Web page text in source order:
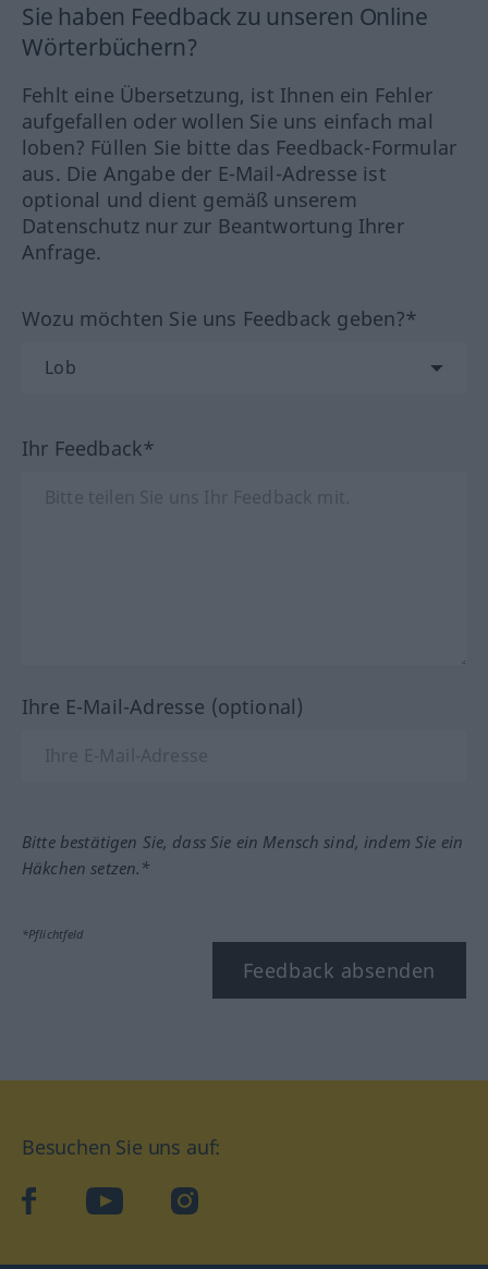
Sie haben Feedback zu unseren Online
Wörterbüchern?
Fehlt eine Übersetzung, ist Ihnen ein Fehler
aufgefallen oder wollen Sie uns einfach mal
loben? Füllen Sie bitte das Feedback-Formular
aus. Die Angabe der E-Mail-Adresse ist
optional und dient gemäß unserem
Datenschutz nur zur Beantwortung Ihrer
Anfrage.
Wozu möchten Sie uns Feedback geben?*
Ihr Feedback*
Ihre E-Mail-Adresse (optional)
Bitte bestätigen Sie, dass Sie ein Mensch sind, indem Sie ein
Häkchen setzen.*
*Pflichtfeld
Feedback absenden
Besuchen Sie uns auf:
facebookYouTube Instagram